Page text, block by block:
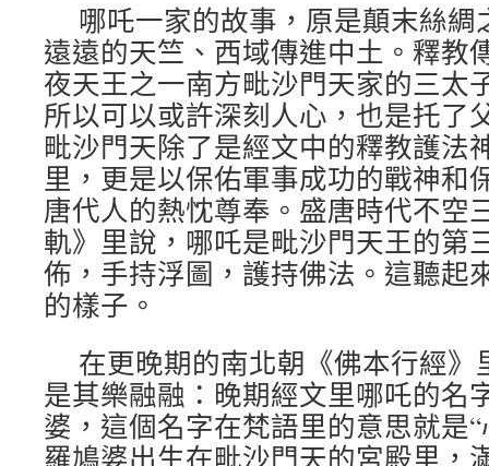
哪吒一家的故事，原是顛末絲
遠遠的天竺、西域傳進中土。釋教
夜天王之一南方毗沙門天家的三太
所以可以或許深刻人心，也是托了
毗沙門天除了是經文中的釋教護法
里，更是以保佑軍事成功的戰神和
唐代人的熱忱尊奉。盛唐時代不空
軌》里說，哪吒是毗沙門天王的第
佈，手持浮圖，護持佛法。這聽起
的樣子。
在更晚期的南北朝《佛本行經
是其樂融融：晚期經文里哪吒的名
婆，這個名字在梵語里的意思就是
羅鳩婆出生在毗沙門天的宮殿里，